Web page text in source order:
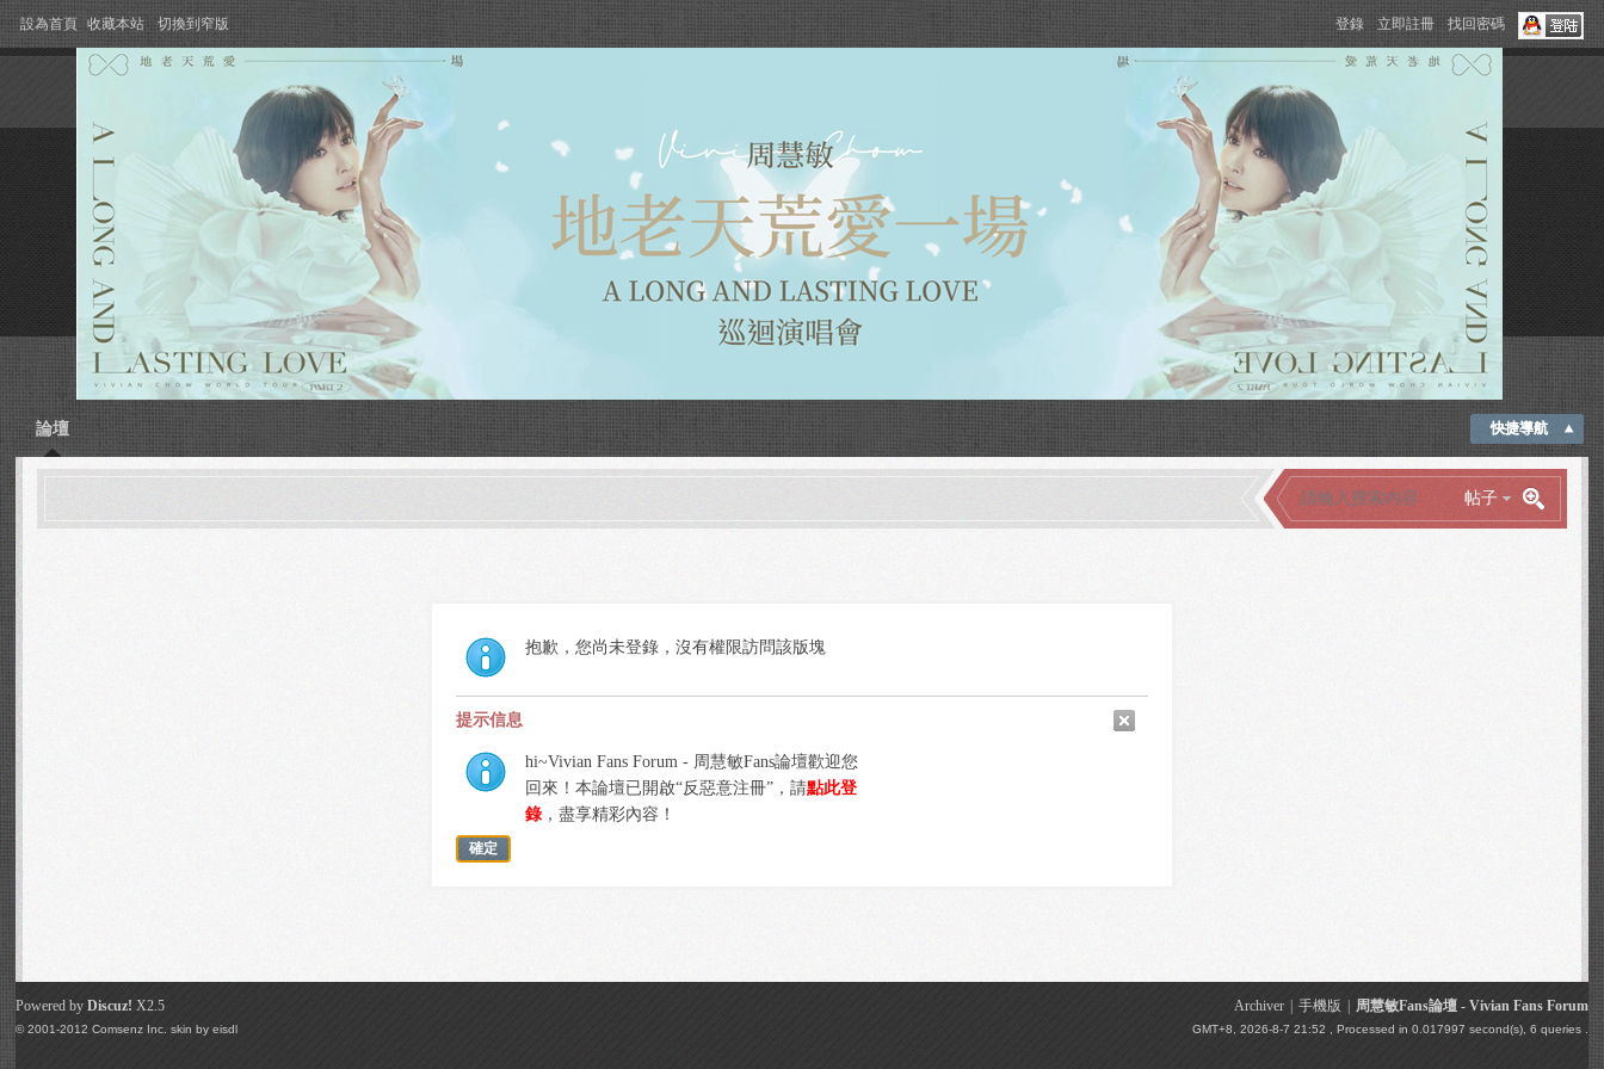
設為首頁 收藏本站 切換到窄版 登錄 立即註冊 找回密碼
快捷導航
論壇
帖子
抱歉，您尚未登錄，沒有權限訪問該版塊
提示信息
hi~Vivian Fans Forum - 周慧敏Fans論壇歡迎您
回來！本論壇已開啟“反惡意注冊”，請點此登
錄，盡享精彩內容！
確定
Archiver 手機版 周慧敏Fans論壇 - Vivian Fans Forum
GMT+8, 2026-8-7 21:52 , Processed in 0.017997 second(s), 6 queries .
Powered byDiscuz! X2.5
© 2001-2012Comsenz Inc. skin byeisdl